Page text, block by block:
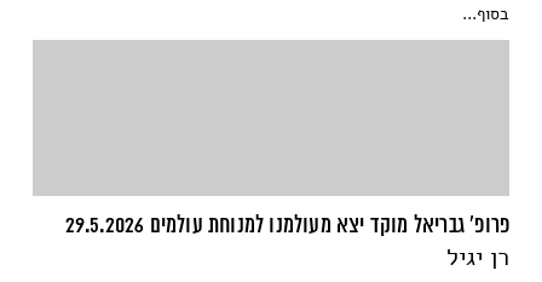
בסוף...
פרופ' גבריאל מוקד יצא מעולמנו למנוחת עולמים 29.5.2026
רן יגיל